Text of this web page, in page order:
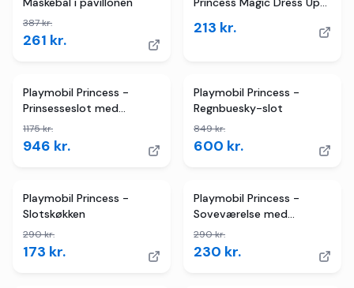
387kr.
261 kr.
213 kr.
TILBUD
3butikker
Playmobil Princess -
Prinsesseslot med
kongeligt par
1175kr.
946 kr.
TILBUD
4butikker
Playmobil Princess -
Regnbuesky-slot
849kr.
600 kr.
TILBUD
3butikker
Playmobil Princess -
Slotskøkken
290kr.
173 kr.
TILBUD
2butikker
Playmobil Princess -
Soveværelse med
omklædningsrum
290kr.
230 kr.